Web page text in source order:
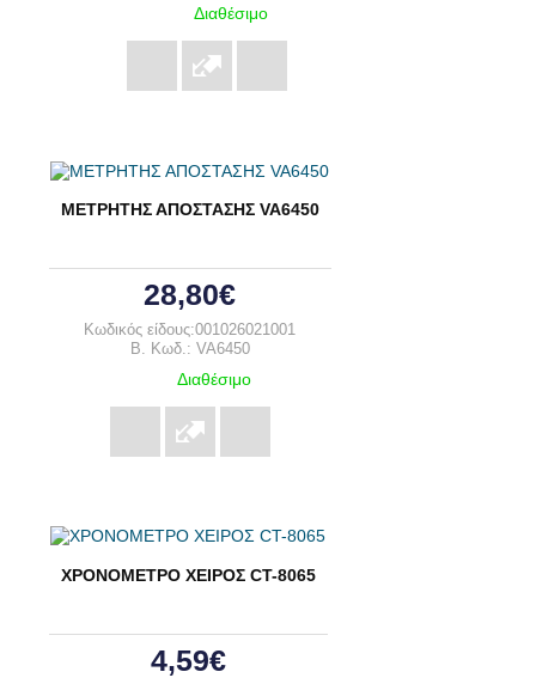
Διαθέσιμο
ΜΕΤΡΗΤΗΣ ΑΠΟΣΤΑΣΗΣ VA6450
28,80€
Κωδικός είδους:001026021001
B. Κωδ.: VA6450
Διαθέσιμο
ΧΡΟΝΟΜΕΤΡΟ ΧΕΙΡΟΣ CT-8065
4,59€